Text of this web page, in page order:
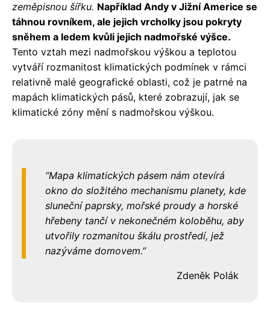
zeměpisnou šířku. Například Andy v Jižní Americe se
táhnou rovníkem, ale jejich vrcholky jsou pokryty
sněhem a ledem kvůli jejich nadmořské výšce.
Tento vztah mezi nadmořskou výškou a teplotou
vytváří rozmanitost klimatických podmínek v rámci
relativně malé geografické oblasti, což je patrné na
mapách klimatických pásů, které zobrazují, jak se
klimatické zóny mění s nadmořskou výškou.
Mapa klimatických pásem nám otevírá
okno do složitého mechanismu planety, kde
sluneční paprsky, mořské proudy a horské
hřebeny tančí v nekonečném koloběhu, aby
utvořily rozmanitou škálu prostředí, jež
nazýváme domovem.
Zdeněk Polák